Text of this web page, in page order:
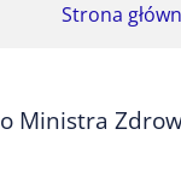
Strona
Ministra